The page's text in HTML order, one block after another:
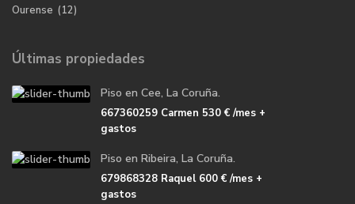
Ourense (12)
Últimas propiedades
Piso en Cee, La Coruña.
667360259 Carmen 530 €/mes +
gastos
Piso en Ribeira, La Coruña.
679868328 Raquel600 €/mes +
gastos